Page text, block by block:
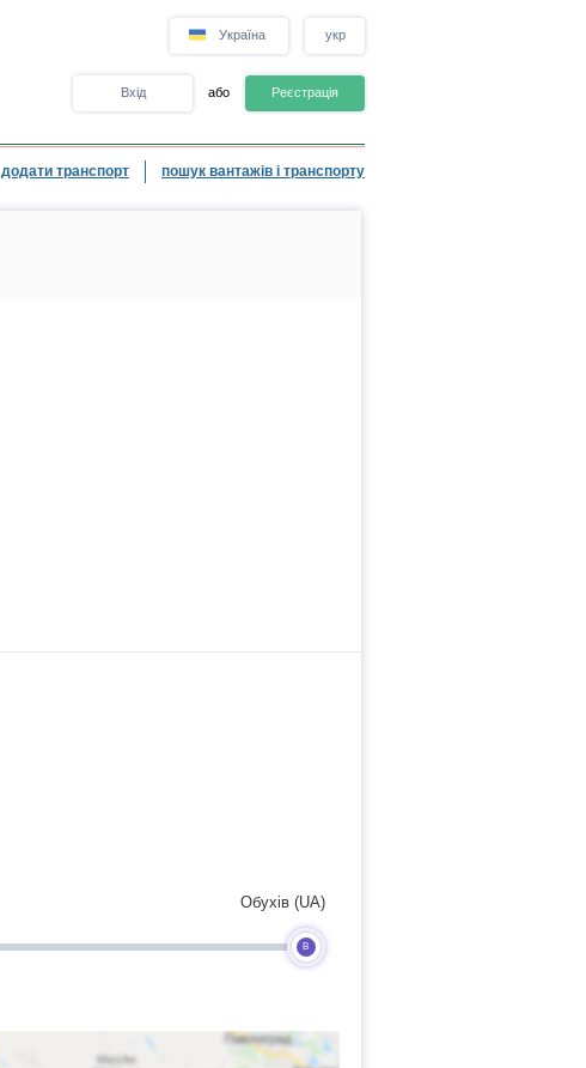
Україна укр
Вхід або Реєстрація
додати транспорт пошук вантажів і транспорту
B
Обухів (UA)